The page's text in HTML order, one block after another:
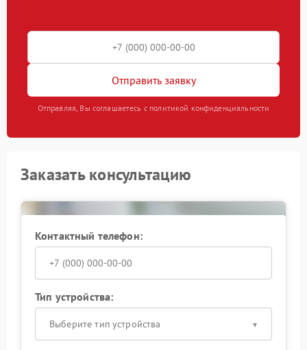
Отправить заявку
Отправляя, Вы соглашаетесь с политикой конфиденциальности
Заказать консультацию
Контактный телефон:
Тип устройства:
Выберите тип устройства